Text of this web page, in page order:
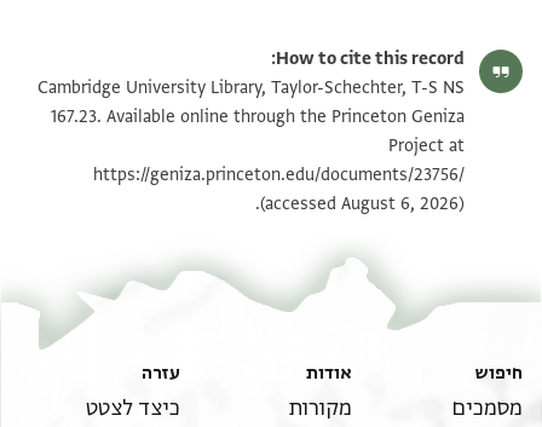
T-S NS 167.23 1v הגדל וסובב
תנאי היתר שימוש בתצלום
How to cite this record:
Cambridge University Library, Taylor-Schechter, T-S NS
167.23. Available online through the Princeton Geniza
Project at
https://geniza.princeton.edu/documents/23756/
(accessed August 6, 2026).
חיפוש
מסמכים
אודות
מקורות
עזרה
כיצד לצטט